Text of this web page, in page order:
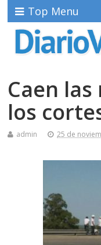
Top Menu
Caen
los
admin 25 de